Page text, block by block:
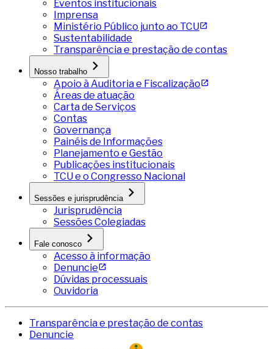
Eventos institucionais
Imprensa
Ministério Público junto ao TCU
Sustentabilidade
Transparência e prestação de contas
Nosso trabalho
Apoio à Auditoria e Fiscalização
Áreas de atuação
Carta de Serviços
Contas
Governança
Painéis de Informações
Planejamento e Gestão
Publicações institucionais
TCU e o Congresso Nacional
Sessões e jurisprudência
Jurisprudência
Sessões Colegiadas
Fale conosco
Acesso à informação
Denuncie
Dúvidas processuais
Ouvidoria
Transparência e prestação de contas
Denuncie